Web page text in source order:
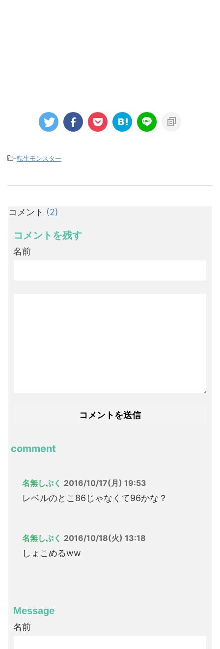
-転生モンスター
コメント (2)
コメントを残す
名前
comment
名無しぷく 2016/10/17(月) 19:53
レベルのとこ86じゃなくて96かな？
名無しぷく 2016/10/18(火) 13:18
しょこめるww
Message
名前